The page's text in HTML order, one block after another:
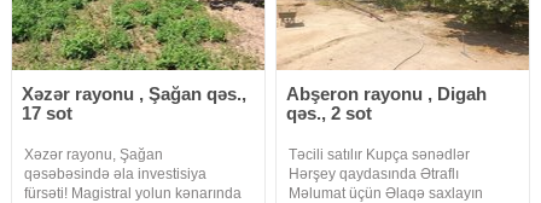
Xəzər rayonu , Şağan qəs.,
17 sot
Xəzər rayonu, Şağan
qəsəbəsində əla investisiya
fürsəti! Magistral yolun kənarında
Abşeron rayonu , Digah
qəs., 2 sot
Təcili satılır Kupça sənədlər
Hərşey qaydasında Ətraflı
Məlumat üçün Əlaqə saxlayın